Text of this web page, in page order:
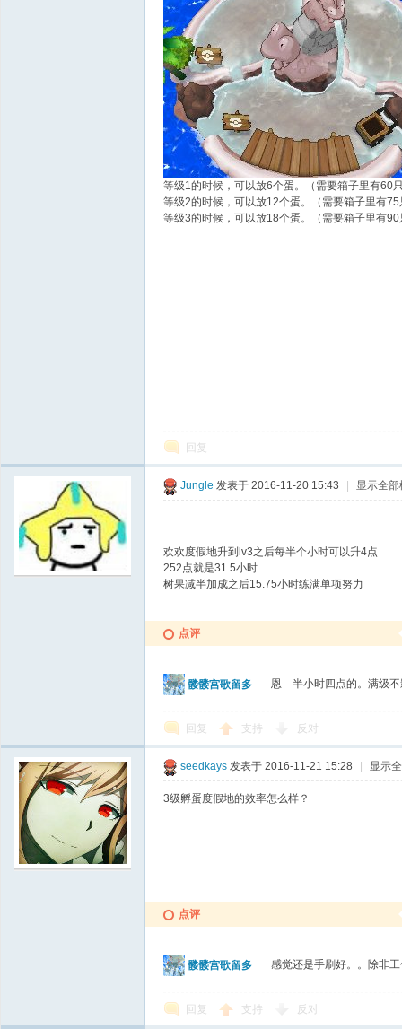
等级1的时候，可以放6个蛋。（需要箱子里有60
等级2的时候，可以放12个蛋。（需要箱子里有
等级3的时候，可以放18个蛋。（需要箱子里有
回复
Jungle 发表于 2016-11-20 15:43 | 显示全部
欢欢度假地升到lv3之后每半个小时可以升4点
252点就是31.5小时
树果减半加成之后15.75小时练满单项努力
点评
髅髅宫歌留多 恩 半小时四点的。满级不
回复 支持 反对
seedkays 发表于 2016-11-21 15:28 | 显示
3级孵蛋度假地的效率怎么样？
点评
髅髅宫歌留多 感觉还是手刷好。。除非
回复 支持 反对